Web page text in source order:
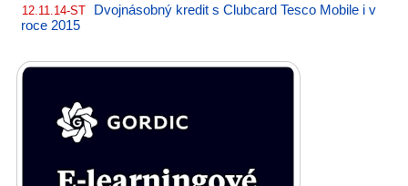
12.11.14-ST
Dvojnásobný kredit s Clubcard Tesco Mobile i v
roce 2015